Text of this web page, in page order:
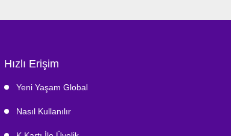
Hızlı Erişim
Yeni Yaşam Global
Nasıl Kullanılır